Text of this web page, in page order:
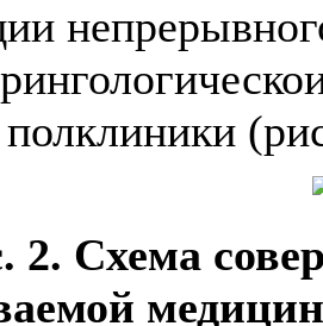
полклиники
2. Схема